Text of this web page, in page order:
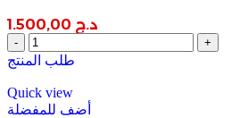
د.ج
قالب
حامل
quantity
طلب المنتج
Quick view
أضف للمفضلة